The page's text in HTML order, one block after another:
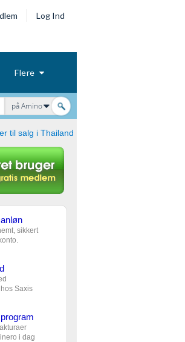
Log Ind
Flere
på Amino
til salg i Thailand
sikkert
Saxis
i dag